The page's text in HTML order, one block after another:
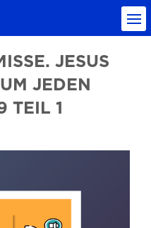
JESUS
JEDEN
TEIL 1